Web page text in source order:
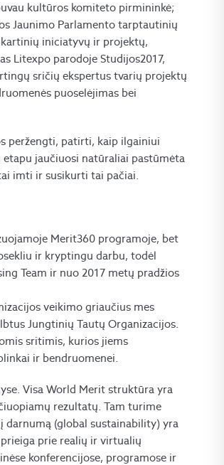
kultūros komiteto pirmininkė;
Jaunimo Parlamento tarptautinių
iniciatyvų ir projektų,
Litexpo parodoje Studijos2017,
sričių ekspertus tvarių projektų
puoselėjimas bei
peržengti, patirti, kaip ilgainiui
jaučiuosi natūraliai pastūmėta
imti ir susikurti tai pačiai.
Merit360 programoje, bet
ir kryptingu darbu, todėl
Team ir nuo 2017 metų pradžios
veikimo griaučius mes
Jungtinių Tautų Organizacijos.
sritimis, kurios jiems
ir bendruomenei.
Visa World Merit struktūra yra
rezultatų. Tam turime
darnumą (global sustainability) yra
prie realių ir virtualių
konferencijose, programose ir